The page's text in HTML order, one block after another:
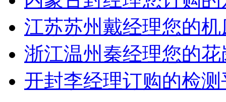
江苏苏州戴经理您的
浙江温州秦经理您的
开封李经理订购的检